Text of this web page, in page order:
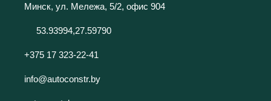
Минск, ул. Мележа, 5/2, офис 904
53.93994,27.59790
+375 17 323-22-41
info@autoconstr.by